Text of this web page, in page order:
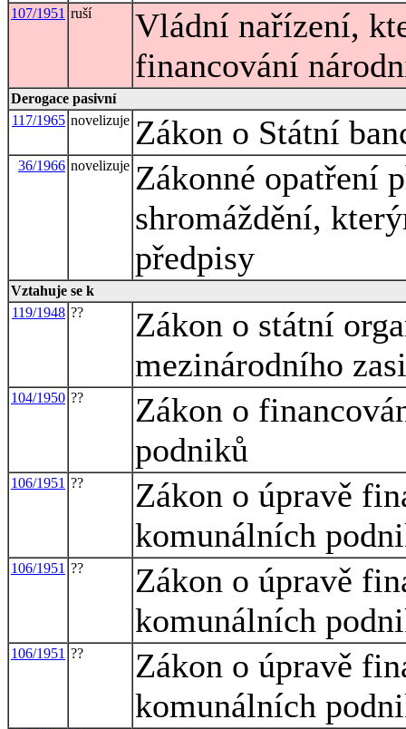
107/1951 ruší
Vládní nařízení,
financování
Derogace pasivní
117/1965 novelizuje Zákon o Státní
36/1966 novelizuje Zákonné opatření
shromáždění,
předpisy
Vztahuje se k
119/1948 ??
Zákon o státní
mezinárodního
104/1950 ??
Zákon o
podniků
106/1951 ??
Zákon o úpravě
komunálních
106/1951 ??
Zákon o úpravě
komunálních
106/1951 ??
Zákon o úpravě
komunálních